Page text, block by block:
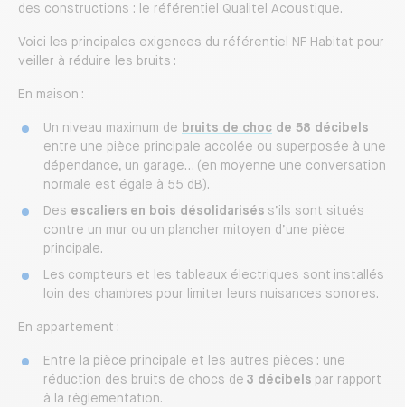
des constructions : le référentiel Qualitel Acoustique.
Voici les principales exigences du référentiel NF Habitat pour
veiller à réduire les bruits :
En maison :
Un niveau maximum de bruits de choc de 58 décibels
entre une pièce principale accolée ou superposée à une
dépendance, un garage… (en moyenne une conversation
normale est égale à 55 dB).
Des escaliers en bois désolidarisés s’ils sont situés
contre un mur ou un plancher mitoyen d’une pièce
principale.
Les compteurs et les tableaux électriques sont installés
loin des chambres pour limiter leurs nuisances sonores.
En appartement :
Entre la pièce principale et les autres pièces : une
réduction des bruits de chocs de 3 décibels par rapport
à la règlementation.